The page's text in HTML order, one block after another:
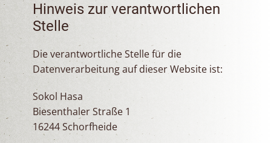
Hinweis zur verantwortlichen
Stelle
Die verantwortliche Stelle für die
Datenverarbeitung auf dieser Website ist:
Sokol Hasa
Biesenthaler Straße 1
16244 Schorfheide